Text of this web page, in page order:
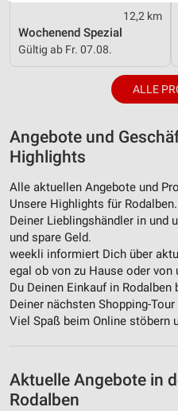
12,2 km
Wochenend Spezial
Gültig ab Fr. 07.08.
ALLE
Angebote und
Highlights
Alle aktuellen Angebote und
Unsere Highlights für
Deiner Lieblingshändler in und
und spare Geld.
weekli informiert Dich über
egal ob von zu Hause oder
Du Deinen Einkauf in
Deiner nächsten Shopping-
Viel Spaß beim Online stöbern
Aktuelle Angebote in
Rodalben
Website/App.
Partnerliste anzeigen (1 IAB-
Wir nutzen Ihre Daten für folgende
Speichern von oder Zugriff
auf einem Endgerät
Verwendung reduzierter
Werbeanzeigen
Erstellung von Profilen für
Werbung
Verwendung von Profilen zur
personalisierter Werbung
Erstellung von Profilen zur
von Inhalten
Verwendung von Profilen zur
Messung der Performance